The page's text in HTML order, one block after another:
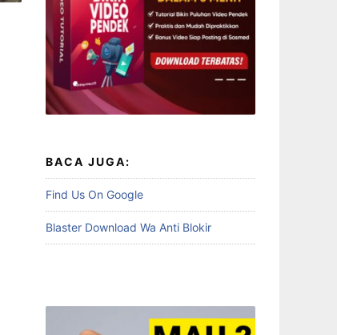
BACA JUGA:
Find Us On Google
Blaster Download Wa Anti Blokir